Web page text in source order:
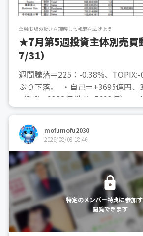
金融市場の動きを理解して視野を広げよう
★7月第5週投資主体別売買
7/31）
週間騰落＝225：-0.38%、
ぶり下落。 ・自己＝+3695億円、
（現物+9388億/先物-5693億） ・
0億円、2週連続買い越し(現物-
億)・信託＝-771億円、2週ぶり売
mofumofu2030
2026/08/09 18:46
特定のメンバー特典に参加
閲覧できます